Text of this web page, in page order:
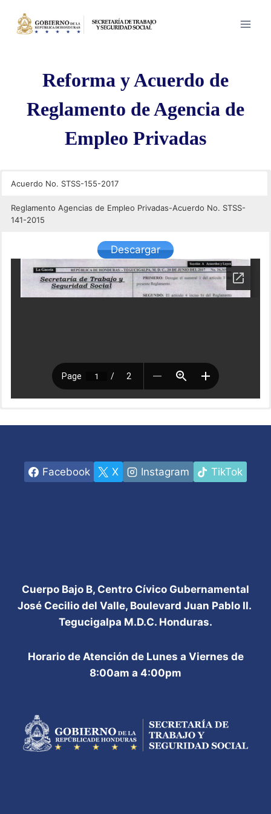
Reforma y Acuerdo de
Reglamento de Agencia de
Empleo Privadas
Acuerdo No. STSS-155-2017
Reglamento Agencias de Empleo Privadas-Acuerdo No. STSS-
141-2015
Descargar
Facebook X Instagram TikTok
Cuerpo Bajo B, Centro Cívico Gubernamental
José Cecilio del Valle, Boulevard Juan Pablo II.
Tegucigalpa M.D.C. Honduras.
Horario de Atención de Lunes a Viernes de
8:00am a 4:00pm